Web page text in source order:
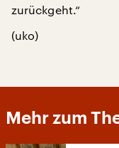
zurückgeht.“
(uko)
Mehr zum